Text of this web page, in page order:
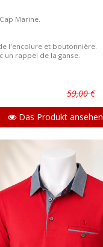
Marine.
l'encolure et boutonnière.
un rappel de la ganse.
59,00 €
Das Produkt ansehen